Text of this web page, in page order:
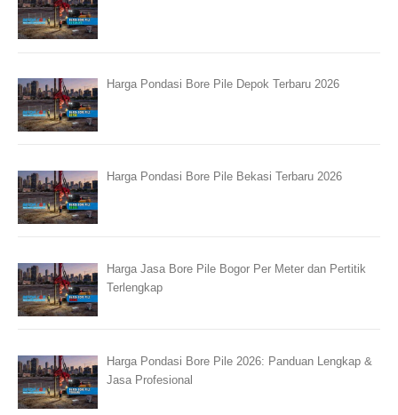
Harga Pondasi Bore Pile Depok Terbaru 2026
Harga Pondasi Bore Pile Bekasi Terbaru 2026
Harga Jasa Bore Pile Bogor Per Meter dan Pertitik
Terlengkap
Harga Pondasi Bore Pile 2026: Panduan Lengkap &
Jasa Profesional